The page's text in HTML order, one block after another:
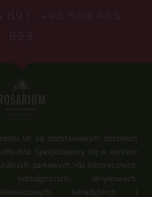
+48 509 465
893
lat są podstawowym obszarem
Róż. Specjalizujemy się w uprawie
parkowych, róż historycznych,
nostalgicznych, okrywowych,
kanadyjskich i